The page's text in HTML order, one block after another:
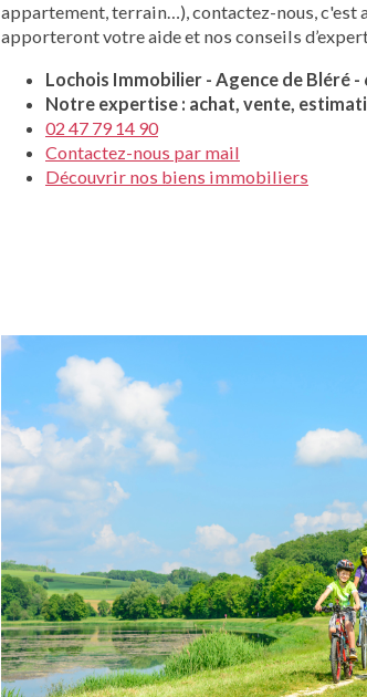
appartement, terrain…), contactez-nous, c'est
apporteront votre aide et nos conseils
Lochois Immobilier - Agence de Bléré -
Notre expertise : achat, vente,
02 47 79 14 90
Contactez-nous par mail
Découvrir nos biens immobiliers